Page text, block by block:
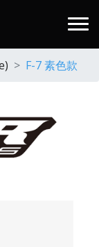
F-7 素色款